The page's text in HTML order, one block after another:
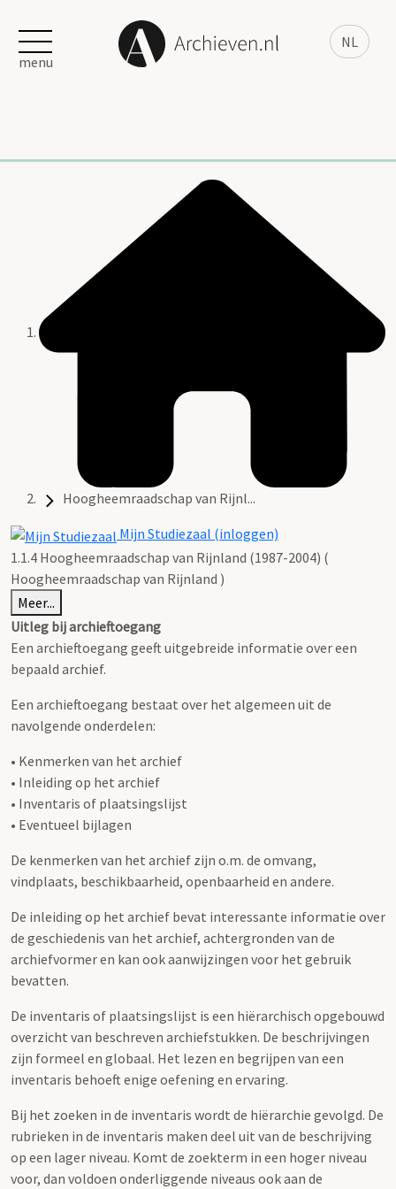
NL
menu
Hoogheemraadschap van Rijnl...
Mijn Studiezaal (inloggen)
1.1.4 Hoogheemraadschap van Rijnland (1987-2004) (
Hoogheemraadschap van Rijnland )
Meer...
Uitleg bij archieftoegang
Een archieftoegang geeft uitgebreide informatie over een
bepaald archief.
Een archieftoegang bestaat over het algemeen uit de
navolgende onderdelen:
• Kenmerken van het archief
• Inleiding op het archief
• Inventaris of plaatsingslijst
• Eventueel bijlagen
De kenmerken van het archief zijn o.m. de omvang,
vindplaats, beschikbaarheid, openbaarheid en andere.
De inleiding op het archief bevat interessante informatie over
de geschiedenis van het archief, achtergronden van de
archiefvormer en kan ook aanwijzingen voor het gebruik
bevatten.
De inventaris of plaatsingslijst is een hiërarchisch opgebouwd
overzicht van beschreven archiefstukken. De beschrijvingen
zijn formeel en globaal. Het lezen en begrijpen van een
inventaris behoeft enige oefening en ervaring.
Bij het zoeken in de inventaris wordt de hiërarchie gevolgd. De
rubrieken in de inventaris maken deel uit van de beschrijving
op een lager niveau. Komt de zoekterm in een hoger niveau
voor, dan voldoen onderliggende niveaus ook aan de